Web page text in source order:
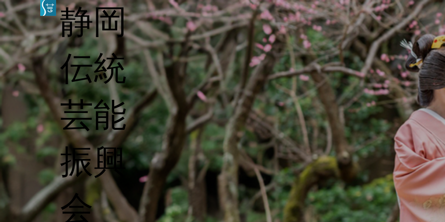
静岡
伝統
芸能
振興
会